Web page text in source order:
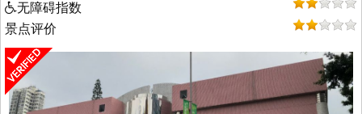
无障碍指数
景点评价